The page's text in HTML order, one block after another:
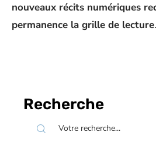
nouveaux récits numériques
permanence la grille de lecture.
Recherche